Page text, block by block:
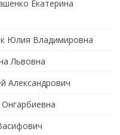
Екатерина
Юлия Владимировна
Львовна
Александрович